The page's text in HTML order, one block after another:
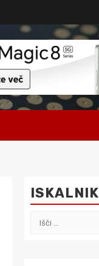
ISKALNIK
Išči: